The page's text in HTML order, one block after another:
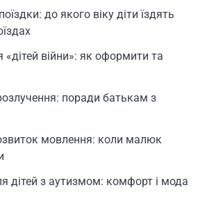
до якого віку діти їздять
війни»: як оформити та
поради батькам з
мовлення: коли малюк
дітей з аутизмом: комфорт і мода